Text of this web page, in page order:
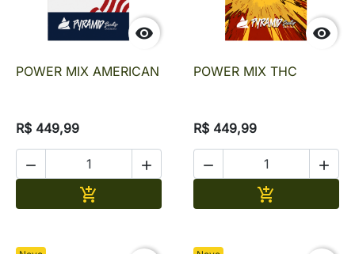

POWER MIX AMERICAN
R$ 449,99
 


POWER MIX THC
R$ 449,99
 
